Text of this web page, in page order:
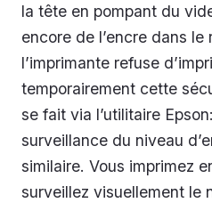
la tête en pompant du
encore de l’encre dans
l’imprimante refuse
temporairement cette
se fait via l’utilitaire
surveillance du niveau
similaire. Vous imprimez
surveillez visuellement le